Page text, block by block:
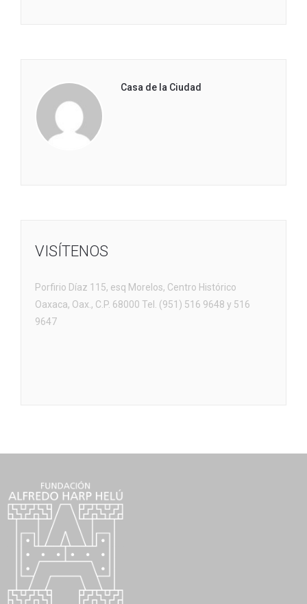
Casa de la Ciudad
VISÍTENOS
Porfirio Díaz 115, esq Morelos, Centro Histórico
Oaxaca, Oax., C.P. 68000 Tel. (951) 516 9648 y 516
9647